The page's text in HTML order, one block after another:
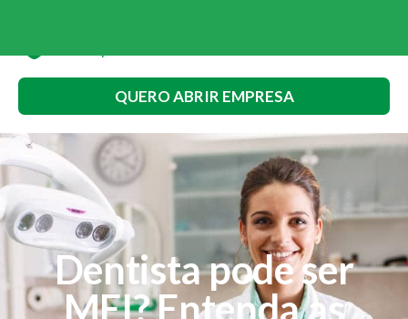
QUERO ABRIR EMPRESA
Dentista pode ser
MEI? Entenda as